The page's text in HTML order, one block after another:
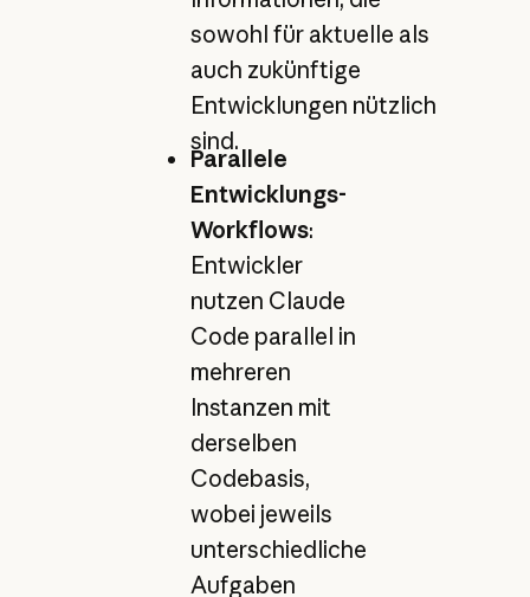
sowohl für aktuelle als
auch zukünftige
Entwicklungen nützlich
sind.
Parallele
Entwicklungs-
Workflows:
Entwickler
nutzen Claude
Code parallel in
mehreren
Instanzen mit
derselben
Codebasis,
wobei jeweils
unterschiedliche
Aufgaben